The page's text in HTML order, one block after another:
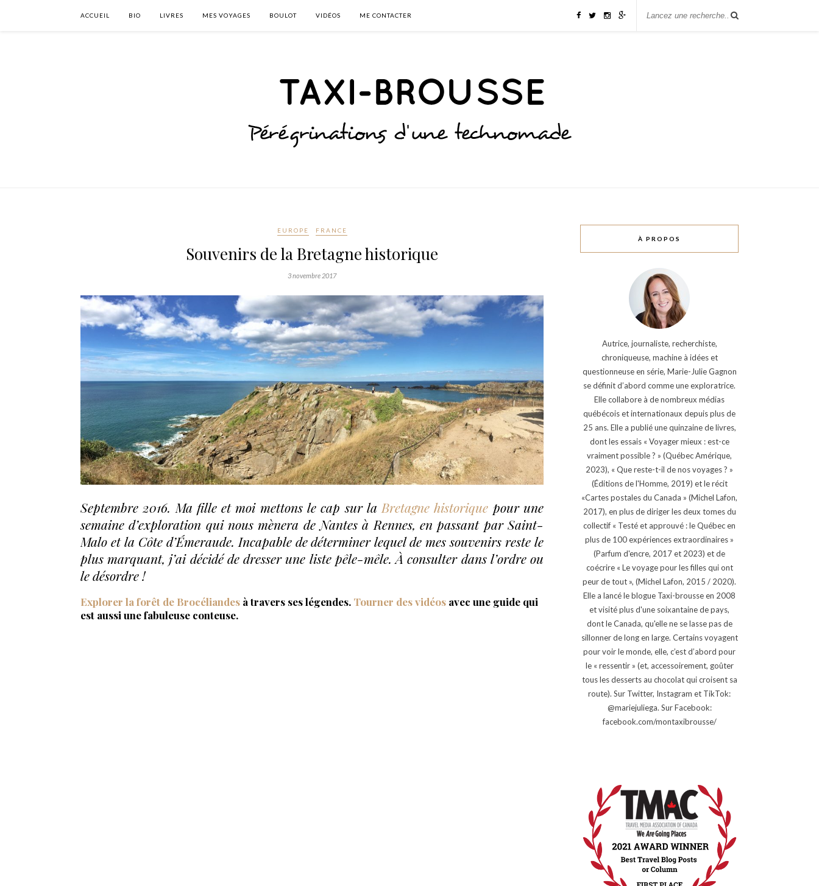
ACCUEIL BIO LIVRES MES VOYAGES BOULOT VIDÉOS ME CONTACTER
EUROPE FRANCE
Souvenirs de la Bretagne historique
3 novembre 2017
Septembre 2016. Ma fille et moi mettons le cap sur la Bretagne historique pour une
semaine d’exploration qui nous mènera de Nantes à Rennes, en passant par Saint-
Malo et la Côte d’Émeraude. Incapable de déterminer lequel de mes souvenirs reste le
plus marquant, j’ai décidé de dresser une liste pêle-mêle. À consulter dans l’ordre ou
le désordre !
Explorer la forêt de Brocéliandes à travers ses légendes. Tourner des vidéos avec une guide qui
est aussi une fabuleuse conteuse.
À PROPOS
Autrice, journaliste, recherchiste,
chroniqueuse, machine à idées et
questionneuse en série, Marie-Julie Gagnon
se définit d’abord comme une exploratrice.
Elle collabore à de nombreux médias
québécois et internationaux depuis plus de
25 ans. Elle a publié une quinzaine de livres,
dont les essais « Voyager mieux : est-ce
vraiment possible ? » (Québec Amérique,
2023), « Que reste-t-il de nos voyages ? »
(Éditions de l'Homme, 2019) et le récit
«Cartes postales du Canada » (Michel Lafon,
2017), en plus de diriger les deux tomes du
collectif « Testé et approuvé : le Québec en
plus de 100 expériences extraordinaires »
(Parfum d'encre, 2017 et 2023) et de
coécrire « Le voyage pour les filles qui ont
peur de tout », (Michel Lafon, 2015 / 2020).
Elle a lancé le blogue Taxi-brousse en 2008
et visité plus d'une soixantaine de pays,
dont le Canada, qu'elle ne se lasse pas de
sillonner de long en large. Certains voyagent
pour voir le monde, elle, c’est d’abord pour
le « ressentir » (et, accessoirement, goûter
tous les desserts au chocolat qui croisent sa
route). Sur Twitter, Instagram et TikTok:
@mariejuliega. Sur Facebook:
facebook.com/montaxibrousse/